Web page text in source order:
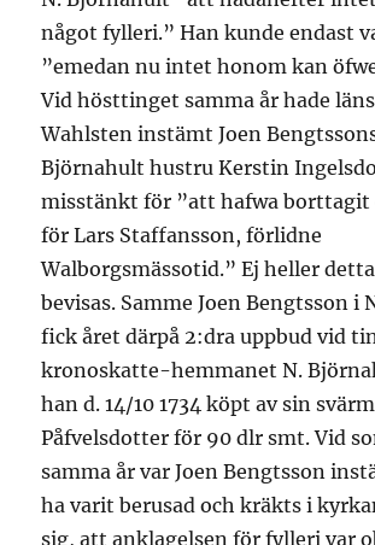
något fylleri.” Han kunde endast
”emedan nu intet honom kan
Vid hösttinget samma år hade
Wahlsten instämt Joen
Björnahult hustru Kerstin
misstänkt för ”att hafwa borttagit
för Lars Staffansson, förlidne
Walborgsmässotid.” Ej heller
bevisas. Samme Joen Bengtsson i
fick året därpå 2:dra uppbud vid
kronoskatte-hemmanet N.
han d. 14/10 1734 köpt av sin
Påfvelsdotter för 90 dlr smt. Vid
samma år var Joen Bengtsson
ha varit berusad och kräkts i
sig, att anklagelsen för fylleri var